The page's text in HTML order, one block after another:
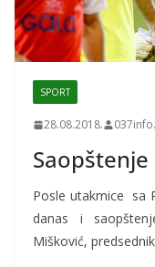
SPORT
28.08.2018.
Posle utakmice sa
danas i
Mišković,